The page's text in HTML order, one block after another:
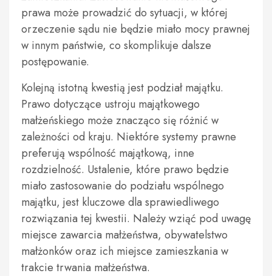
prawa może prowadzić do sytuacji, w której
orzeczenie sądu nie będzie miało mocy prawnej
w innym państwie, co skomplikuje dalsze
postępowanie.
Kolejną istotną kwestią jest podział majątku.
Prawo dotyczące ustroju majątkowego
małżeńskiego może znacząco się różnić w
zależności od kraju. Niektóre systemy prawne
preferują wspólność majątkową, inne
rozdzielność. Ustalenie, które prawo będzie
miało zastosowanie do podziału wspólnego
majątku, jest kluczowe dla sprawiedliwego
rozwiązania tej kwestii. Należy wziąć pod uwagę
miejsce zawarcia małżeństwa, obywatelstwo
małżonków oraz ich miejsce zamieszkania w
trakcie trwania małżeństwa.